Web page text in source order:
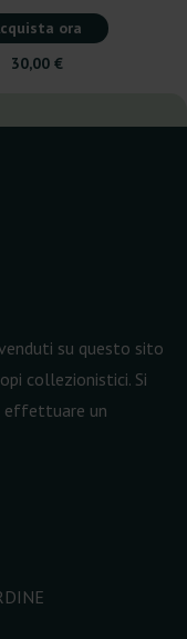
ora
30,00 €
su questo sito
collezionistici. Si
effettuare un